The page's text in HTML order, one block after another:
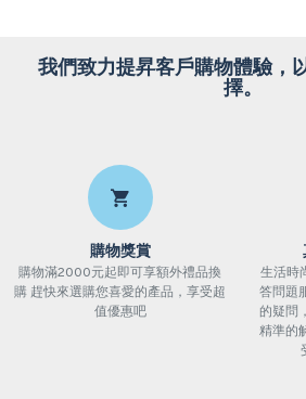
我們致力提昇客戶購物體驗，
擇。
購物獎賞
購物滿2000元起即可享額外禮品換
購 趕快來選購您喜愛的產品，享受超
值優惠吧
生活時
答問題
的疑問
精準的